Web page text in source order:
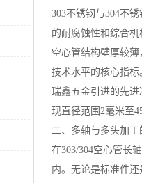
303不锈钢与304不
的耐腐蚀性和综合
空心管结构壁厚较
技术水平的核心指标
瑞鑫五金引进的先
现直径范围2毫米至
二、多轴与多头加工
在303/304空心管长
内。无论是标准件